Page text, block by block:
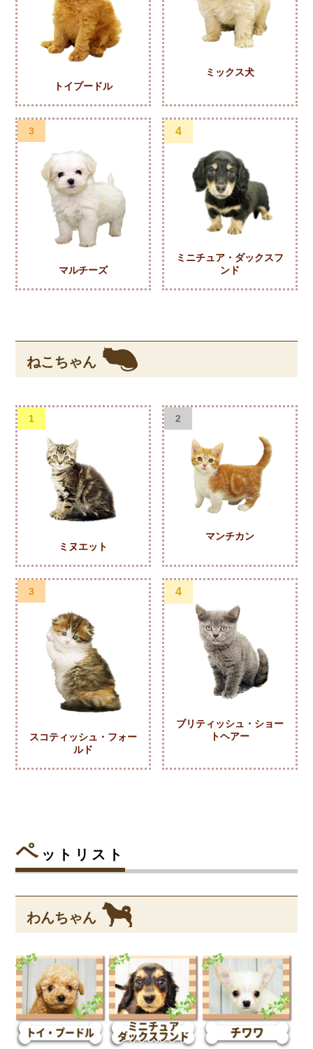
トイプードル
ミックス犬
3
マルチーズ
4
ミニチュア・ダックスフ
ンド
ねこちゃん
1
ミヌエット
2
マンチカン
3
スコティッシュ・フォー
ルド
4
ブリティッシュ・ショー
トヘアー
ペ ットリスト
わんちゃん